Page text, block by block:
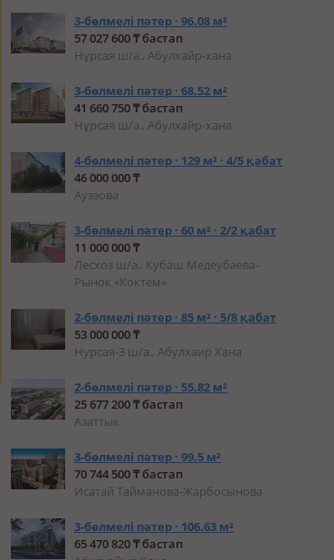
3-бөлмелі пәтер · 96.08 м²
57 027 600 ₸ бастап
Нұрсая ш/а., Абулхайр-хана
3-бөлмелі пәтер · 68.52 м²
41 660 750 ₸ бастап
Нұрсая ш/а., Абулхайр-хана
4-бөлмелі пәтер · 129 м² · 4/5 қабат
46 000 000 ₸
Ауэзова
3-бөлмелі пәтер · 60 м² · 2/2 қабат
11 000 000 ₸
Лесхоз ш/а., Кубаш Медеубаева-
Рынок «Коктем»
2-бөлмелі пәтер · 85 м² · 5/8 қабат
53 000 000 ₸
Нурсая-3 ш/а., Абулхаир Хана
2-бөлмелі пәтер · 55.82 м²
25 677 200 ₸ бастап
Азаттык
3-бөлмелі пәтер · 99.5 м²
70 744 500 ₸ бастап
Исатай Тайманова-Жарбосынова
3-бөлмелі пәтер · 106.63 м²
65 470 820 ₸ бастап